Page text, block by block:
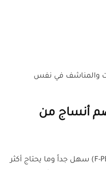
والمناشف في نفس
أنساج من
تفعيل كود خصم أنساج (F-PBQVQGZO) سهل جداً وما يحتاج أكثر